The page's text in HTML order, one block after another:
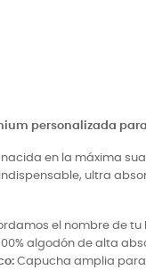
personalizada
nacida en la máxima
ultra
el nombre de
algodón de alta
Capucha amplia